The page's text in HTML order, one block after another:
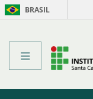
BRASIL